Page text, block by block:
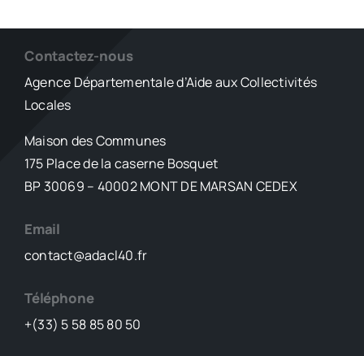
Contactez-nous
Agence Départementale d’Aide aux Collectivités
Locales
Maison des Communes
175 Place de la caserne Bosquet
BP 30069 – 40002 MONT DE MARSAN CEDEX
Email
contact@adacl40.fr
Téléphone
+(33) 5 58 85 80 50